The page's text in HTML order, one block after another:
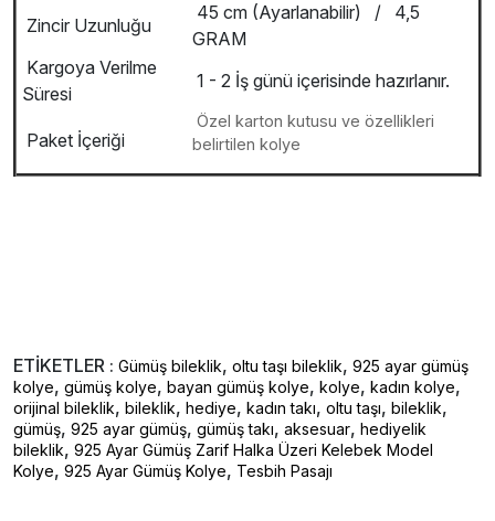
Zincir Uzunluğu
45 cm (Ayarlanabilir) / 4,5
GRAM
Kargoya Verilme
Süresi
1 - 2 İş günü içerisinde hazırlanır.
Paket İçeriği
Özel karton kutusu ve özellikleri
belirtilen kolye
ETİKETLER : Gümüş bileklik, oltu taşı bileklik, 925 ayar gümüş
kolye, gümüş kolye, bayan gümüş kolye, kolye, kadın kolye,
orijinal bileklik, bileklik, hediye, kadın takı, oltu taşı, bileklik,
gümüş, 925 ayar gümüş, gümüş takı, aksesuar, hediyelik
bileklik, 925 Ayar Gümüş Zarif Halka Üzeri Kelebek Model
Kolye, 925 Ayar Gümüş Kolye, Tesbih Pasajı